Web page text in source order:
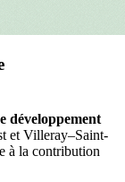
développement
et Villeray–Saint-
à la contribution